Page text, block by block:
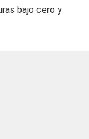
bajo cero y